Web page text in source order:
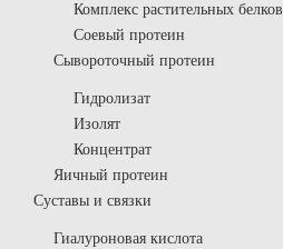
Комплекс растительных белков
Соевый протеин
Сывороточный протеин
Гидролизат
Изолят
Концентрат
Яичный протеин
Суставы и связки
Гиалуроновая кислота